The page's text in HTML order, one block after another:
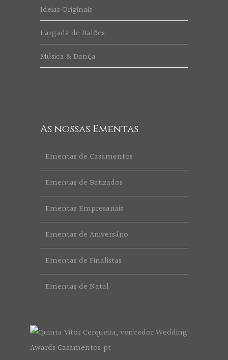
Ideias Originais
Largada de Balões
Música & Dança
As nossas Ementas
Ementas de Casamentos
Ementas de Batizados
Ementas Empresariais
Ementas de Aniversário
Ementas de Finalistas
Ementas de Natal